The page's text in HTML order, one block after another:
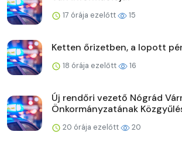
17 órája ezelőtt 15
Ketten őrizetben, a lopott
18 órája ezelőtt 16
Új rendőri vezető Nógrád
Önkormányzatának
20 órája ezelőtt 20